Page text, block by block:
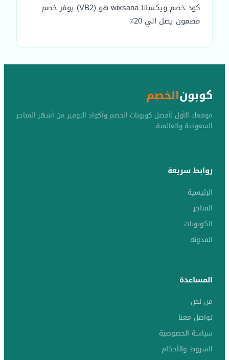
كود خصم ويكسانا wixsana هو (VB2) يوفر خصم
مضمون يصل الي 20٪
كوبونالخصم
موقعك الأول لأفضل كوبونات الخصم وأكواد التوفير من أشهر المتاجر
السعودية والعالمية.
روابط سريعة
الرئيسية
المتاجر
الكوبونات
المدونة
المساعدة
من نحن
تواصل معنا
سياسة الخصوصية
الشروط والأحكام